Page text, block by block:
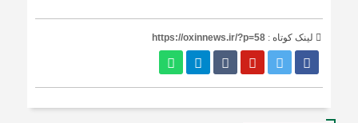
لینک کوتاه : https://oxinnews.ir/?p=58